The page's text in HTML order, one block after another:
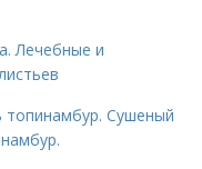
Лечебные и
топинамбур. Сушеный